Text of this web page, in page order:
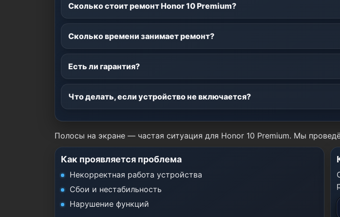
Сколько стоит ремонт Honor 10 Premium?
Сколько времени занимает ремонт?
Есть ли гарантия?
Что делать, если устройство не включается?
Полосы на экране — частая ситуация для Honor 10 Premium. Мы
Как проявляется проблема
Некорректная работа устройства
Сбои и нестабильность
Нарушение функций